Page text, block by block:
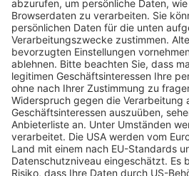
BZ-Card
Freiburg im Breisgau
Drei Haselnüsse für Aschenbrödel
06. Dezember 2026